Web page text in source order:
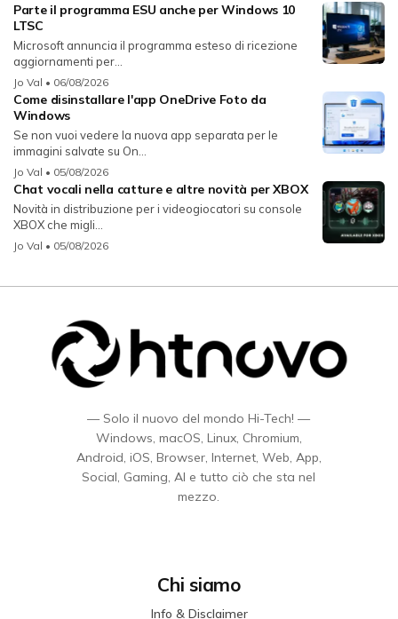
Parte il programma ESU anche per Windows 10
LTSC
Microsoft annuncia il programma esteso di ricezione
aggiornamenti per...
Jo Val • 06/08/2026
Come disinstallare l'app OneDrive Foto da
Windows
Se non vuoi vedere la nuova app separata per le
immagini salvate su On...
Jo Val • 05/08/2026
Chat vocali nella catture e altre novità per XBOX
Novità in distribuzione per i videogiocatori su console
XBOX che migli...
Jo Val • 05/08/2026
— Solo il nuovo del mondo Hi-Tech! —
Windows, macOS, Linux, Chromium,
Android, iOS, Browser, Internet, Web, App,
Social, Gaming, AI e tutto ciò che sta nel
mezzo.
Chi siamo
Info & Disclaimer